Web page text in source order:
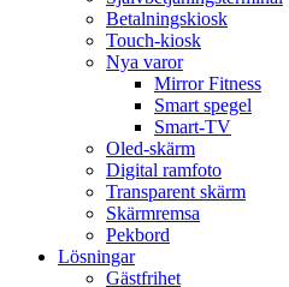
Betalningskiosk
Touch-kiosk
Nya varor
Mirror Fitness
Smart spegel
Smart-TV
Oled-skärm
Digital ramfoto
Transparent skärm
Skärmremsa
Pekbord
Lösningar
Gästfrihet